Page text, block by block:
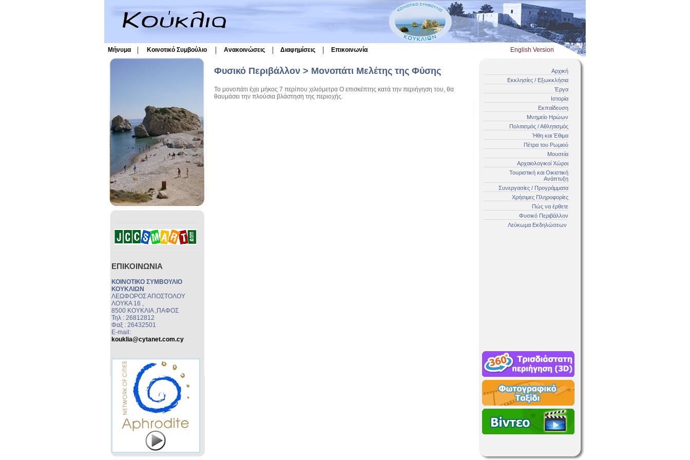
Αρχική
Εκκλησίες / Εξωκκλήσια
Έργα
Ιστορία
Εκπαίδευση
Μνημείο Ηρώων
Πολιτισμός / Αθλητισμός
Ήθη και Έθιμα
Πέτρα του Ρωμιού
Μουσεία
Αρχαιολογικοί Χώροι
Τουριστική και Οικιστική
Ανάπτυξη
Συνεργασίες / Προγράμματα
Χρήσιμες Πληροφορίες
Πώς να έρθετε
Φυσικό Περιβάλλον
Λεύκωμα Εκδηλώσεων
Μήνυμα | Κοινοτικό Συμβούλιο | Ανακοινώσεις | Διαφημίσεις | Επικοινωνία English Version
ΕΠΙΚΟΙΝΩΝΙΑ
ΚΟΙΝΟΤΙΚΟ ΣΥΜΒΟΥΛΙΟ
ΚΟΥΚΛΙΩΝ
ΛΕΩΦΟΡΟΣ ΑΠΟΣΤΟΛΟΥ
ΛΟΥΚΑ 16 ,
8500 ΚΟΥΚΛΙΑ ,ΠΑΦΟΣ
Τηλ : 26812812
Φαξ : 26432501
E-mail:
kouklia@cytanet.com.cy
Φυσικό Περιβάλλον > Μονοπάτι Μελέτης της Φύσης
Το μονοπάτι έχει μήκος 7 περίπου χιλιόμετρα Ο επισκέπτης κατά την περιήγηση του, θα
θαυμάσει την πλούσια βλάστηση της περιοχής.